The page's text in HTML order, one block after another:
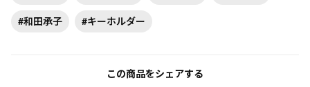
#和田承子 #キーホルダー
この商品をシェアする